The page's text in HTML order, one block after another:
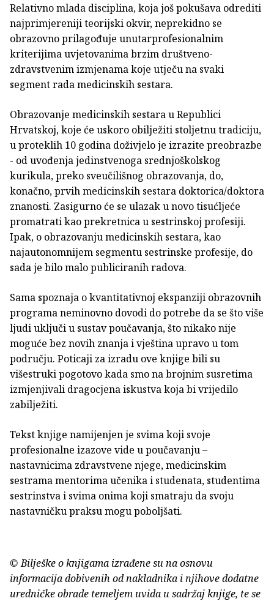
Relativno mlada disciplina, koja još pokušava odrediti
najprimjereniji teorijski okvir, neprekidno se
obrazovno prilagođuje unutarprofesionalnim
kriterijima uvjetovanima brzim društveno-
zdravstvenim izmjenama koje utječu na svaki
segment rada medicinskih sestara.
Obrazovanje medicinskih sestara u Republici
Hrvatskoj, koje će uskoro obilježiti stoljetnu tradiciju,
u proteklih 10 godina doživjelo je izrazite preobrazbe
- od uvođenja jedinstvenoga srednjoškolskog
kurikula, preko sveučilišnog obrazovanja, do,
konačno, prvih medicinskih sestara doktorica/doktora
znanosti. Zasigurno će se ulazak u novo tisućljeće
promatrati kao prekretnica u sestrinskoj profesiji.
Ipak, o obrazovanju medicinskih sestara, kao
najautonomnijem segmentu sestrinske profesije, do
sada je bilo malo publiciranih radova.
Sama spoznaja o kvantitativnoj ekspanziji obrazovnih
programa neminovno dovodi do potrebe da se što više
ljudi uključi u sustav poučavanja, što nikako nije
moguće bez novih znanja i vještina upravo u tom
području. Poticaji za izradu ove knjige bili su
višestruki pogotovo kada smo na brojnim susretima
izmjenjivali dragocjena iskustva koja bi vrijedilo
zabilježiti.
Tekst knjige namijenjen je svima koji svoje
profesionalne izazove vide u poučavanju –
nastavnicima zdravstvene njege, medicinskim
sestrama mentorima učenika i studenata, studentima
sestrinstva i svima onima koji smatraju da svoju
nastavničku praksu mogu poboljšati.
© Bilješke o knjigama izrađene su na osnovu
informacija dobivenih od nakladnika i njihove dodatne
uredničke obrade temeljem uvida u sadržaj knjige, te se